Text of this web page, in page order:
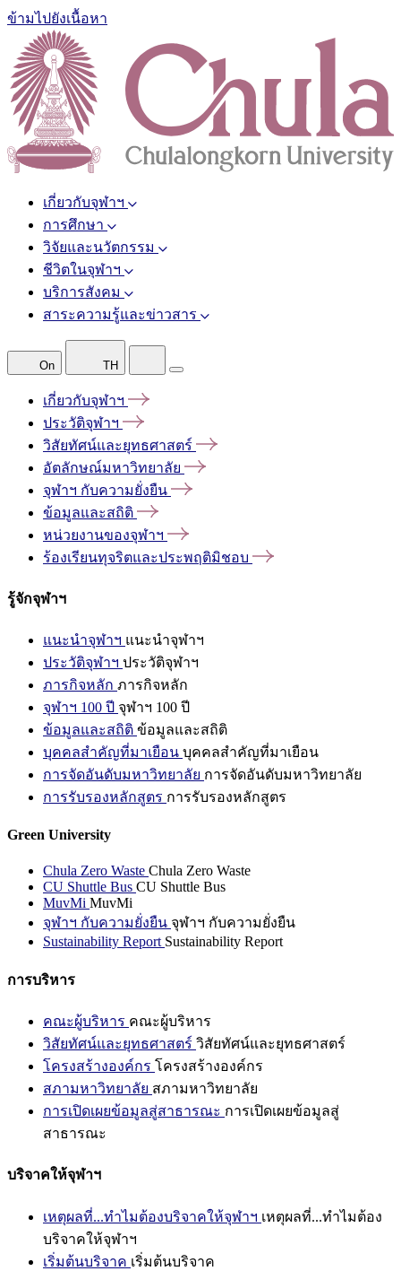
ข้ามไปยังเนื้อหา
เกี่ยวกับจุฬาฯ
การศึกษา
วิจัยและนวัตกรรม
ชีวิตในจุฬาฯ
บริการสังคม
สาระความรู้และข่าวสาร
On TH
เกี่ยวกับจุฬาฯ
ประวัติจุฬาฯ
วิสัยทัศน์และยุทธศาสตร์
อัตลักษณ์มหาวิทยาลัย
จุฬาฯ กับความยั่งยืน
ข้อมูลและสถิติ
หน่วยงานของจุฬาฯ
ร้องเรียนทุจริตและประพฤติมิชอบ
รู้จักจุฬาฯ
แนะนำจุฬาฯ แนะนำจุฬาฯ
ประวัติจุฬาฯ ประวัติจุฬาฯ
ภารกิจหลัก ภารกิจหลัก
จุฬาฯ 100 ปี จุฬาฯ 100 ปี
ข้อมูลและสถิติ ข้อมูลและสถิติ
บุคคลสำคัญที่มาเยือน บุคคลสำคัญที่มาเยือน
การจัดอันดับมหาวิทยาลัย การจัดอันดับมหาวิทยาลัย
การรับรองหลักสูตร การรับรองหลักสูตร
Green University
Chula Zero Waste Chula Zero Waste
CU Shuttle Bus CU Shuttle Bus
MuvMi MuvMi
จุฬาฯ กับความยั่งยืน จุฬาฯ กับความยั่งยืน
Sustainability Report Sustainability Report
การบริหาร
คณะผู้บริหาร คณะผู้บริหาร
วิสัยทัศน์และยุทธศาสตร์ วิสัยทัศน์และยุทธศาสตร์
โครงสร้างองค์กร โครงสร้างองค์กร
สภามหาวิทยาลัย สภามหาวิทยาลัย
การเปิดเผยข้อมูลสู่สาธารณะ การเปิดเผยข้อมูลสู่
สาธารณะ
บริจาคให้จุฬาฯ
เหตุผลที่...ทำไมต้องบริจาคให้จุฬาฯ เหตุผลที่...ทำไมต้อง
บริจาคให้จุฬาฯ
เริ่มต้นบริจาค เริ่มต้นบริจาค